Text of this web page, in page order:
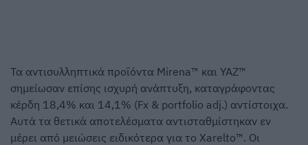
Τα αντισυλληπτικά προϊόντα Mirena™ και YAZ™
σημείωσαν επίσης ισχυρή ανάπτυξη, καταγράφοντας
κέρδη 18,4% και 14,1% (Fx & portfolio adj.) αντίστοιχα.
Αυτά τα θετικά αποτελέσματα αντισταθμίστηκαν εν
μέρει από μειώσεις ειδικότερα για το Xarelto™. Οι